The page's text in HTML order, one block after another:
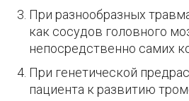
При разнообразных
как сосудов головного
непосредственно самих
При генетической
пациента к развитию